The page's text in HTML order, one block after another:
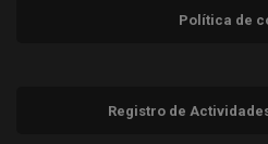
Política de
Registro de